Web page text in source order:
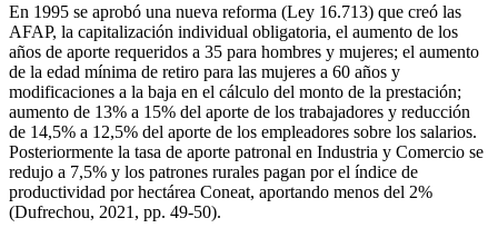
En 1995 se aprobó una nueva reforma (Ley 16.713) que creó las
AFAP, la capitalización individual obligatoria, el aumento de los
años de aporte requeridos a 35 para hombres y mujeres; el aumento
de la edad mínima de retiro para las mujeres a 60 años y
modificaciones a la baja en el cálculo del monto de la prestación;
aumento de 13% a 15% del aporte de los trabajadores y reducción
de 14,5% a 12,5% del aporte de los empleadores sobre los salarios.
Posteriormente la tasa de aporte patronal en Industria y Comercio se
redujo a 7,5% y los patrones rurales pagan por el índice de
productividad por hectárea Coneat, aportando menos del 2%
(Dufrechou, 2021, pp. 49-50).